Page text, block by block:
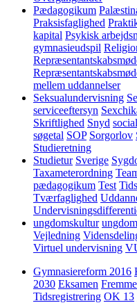
Pædagogikum
Praksisfaglighed
kapital Psykisk
gymnasieudspil
mellem uddannelser
Seksualundervisning
serviceeftersyn
Skriftlighed Snyd
søgetal SOP Sorgorlov
Studieretning
Studietur Sverige
Taxameterordning
pædagogikum Test
Tværfaglighed
ungdomskultur
Vejledning
Virtuel undervisning
Gymnasiereform 2016
2030 Eksamen
Tidsregistrering OK 13